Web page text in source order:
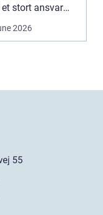
et stort ansvar
sorgen.
2026